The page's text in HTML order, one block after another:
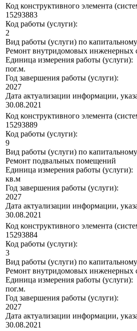
Код конструктивного элемента
15293883
Код работы (услуги):
2
Вид работы (услуги) по
Ремонт внутридомовых инженерных
Единица измерения работы (услуги):
пог.м.
Год завершения работы (услуги):
2027
Дата актуализации информации,
30.08.2021
Код конструктивного элемента
15293889
Код работы (услуги):
9
Вид работы (услуги) по
Ремонт подвальных помещений
Единица измерения работы (услуги):
кв.м
Год завершения работы (услуги):
2027
Дата актуализации информации,
30.08.2021
Код конструктивного элемента
15293884
Код работы (услуги):
3
Вид работы (услуги) по
Ремонт внутридомовых инженерных
Единица измерения работы (услуги):
пог.м.
Год завершения работы (услуги):
2027
Дата актуализации информации,
30.08.2021